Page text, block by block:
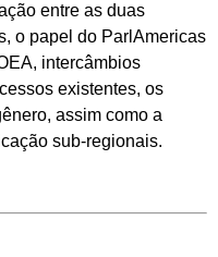
entre as duas
o papel do ParlAmericas
intercâmbios
existentes, os
assim como a
sub-regionais.